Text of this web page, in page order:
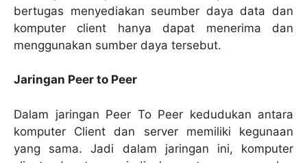
bertugas menyediakan seumber daya data dan
komputer client hanya dapat menerima dan
menggunakan sumber daya tersebut.
Jaringan Peer to Peer
Dalam jaringan Peer To Peer kedudukan antara
komputer Client dan server memiliki kegunaan
yang sama. Jadi dalam jaringan ini, komputer